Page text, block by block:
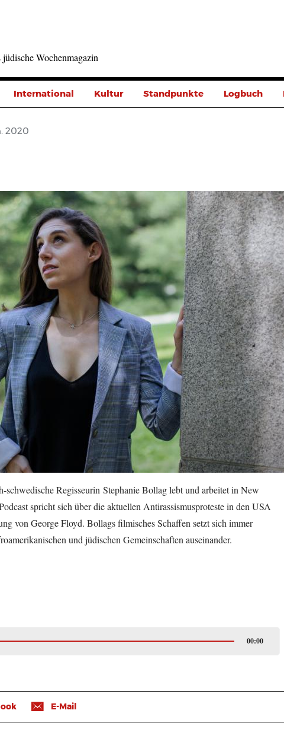
jüdische Wochenmagazin
International Kultur Standpunkte Logbuch
2020
schwedische Regisseurin Stephanie Bollag lebt und arbeitet in New
spricht sich über die aktuellen Antirassismusproteste in den USA
von George Floyd. Bollags filmisches Schaffen setzt sich immer
und jüdischen Gemeinschaften auseinander.
00:00
📧 E-Mail